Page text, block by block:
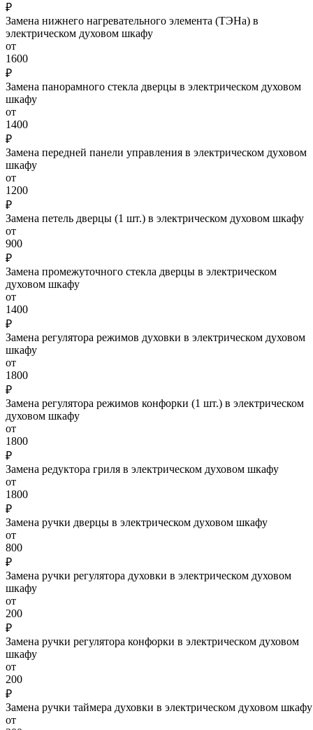
₽
Замена нижнего нагревательного элемента (ТЭНа) в
электрическом духовом шкафу
от
1600
₽
Замена панорамного стекла дверцы в электрическом духовом
шкафу
от
1400
₽
Замена передней панели управления в электрическом духовом
шкафу
от
1200
₽
Замена петель дверцы (1 шт.) в электрическом духовом шкафу
от
900
₽
Замена промежуточного стекла дверцы в электрическом
духовом шкафу
от
1400
₽
Замена регулятора режимов духовки в электрическом духовом
шкафу
от
1800
₽
Замена регулятора режимов конфорки (1 шт.) в электрическом
духовом шкафу
от
1800
₽
Замена редуктора гриля в электрическом духовом шкафу
от
1800
₽
Замена ручки дверцы в электрическом духовом шкафу
от
800
₽
Замена ручки регулятора духовки в электрическом духовом
шкафу
от
200
₽
Замена ручки регулятора конфорки в электрическом духовом
шкафу
от
200
₽
Замена ручки таймера духовки в электрическом духовом шкафу
от